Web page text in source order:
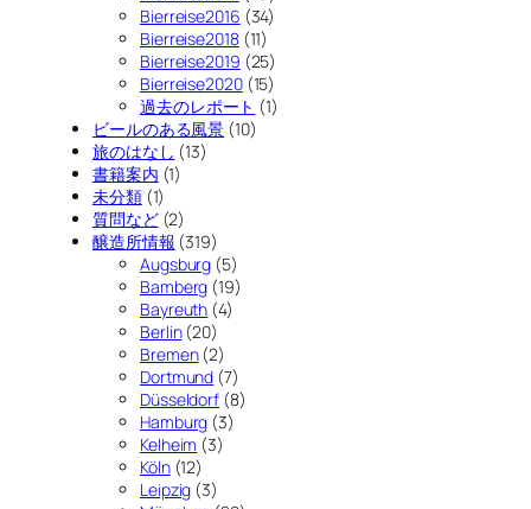
Bierreise2016 (34)
Bierreise2018(11)
Bierreise2019 (25)
Bierreise2020(15)
過去のレポート (1)
ビールのある風景 (10)
旅のはなし (13)
書籍案内 (1)
未分類(1)
質問など(2)
醸造所情報 (319)
Augsburg (5)
Bamberg (19)
Bayreuth (4)
Berlin(20)
Bremen(2)
Dortmund (7)
Düsseldorf (8)
Hamburg (3)
Kelheim (3)
Köln(12)
Leipzig (3)